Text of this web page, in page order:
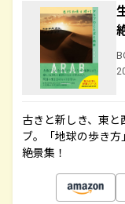
古きと新しき、東
ブ。「地球の歩き
絶景集！